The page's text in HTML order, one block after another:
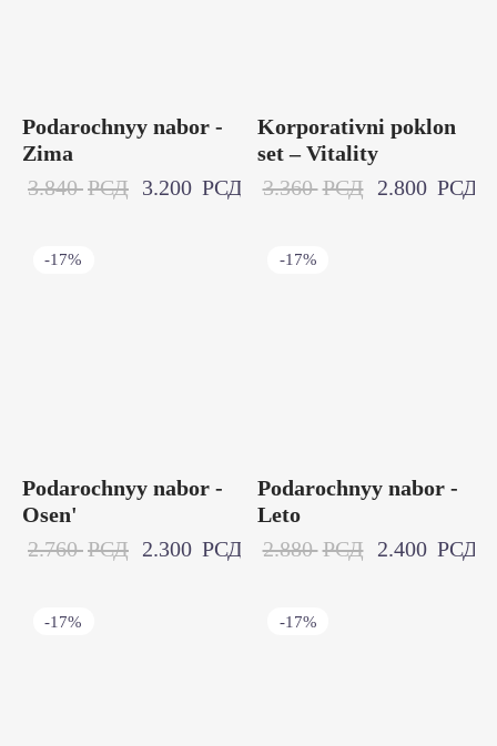
Podarochnyy nabor -
Zima
3.840РСД 3.200 РСД
Korporativni poklon
set – Vitality
3.360РСД 2.800 РСД
-17%
Podarochnyy nabor -
Osen'
2.760РСД 2.300 РСД
-17%
Podarochnyy nabor -
Leto
2.880РСД 2.400 РСД
-17% -17%